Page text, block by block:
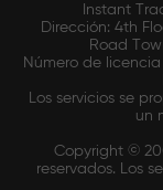
Instant
Dirección: 4th
Road
Número de
Los servicios se
un
Copyright ©
reservados. Los